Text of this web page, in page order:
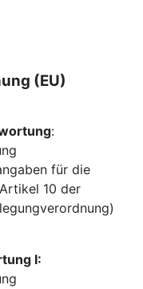
(EU)
:
für die
10 der
I: